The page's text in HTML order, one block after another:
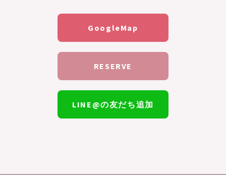
GoogleMap
RESERVE
LINE@の友だち追加